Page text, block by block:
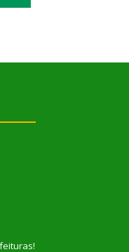
!